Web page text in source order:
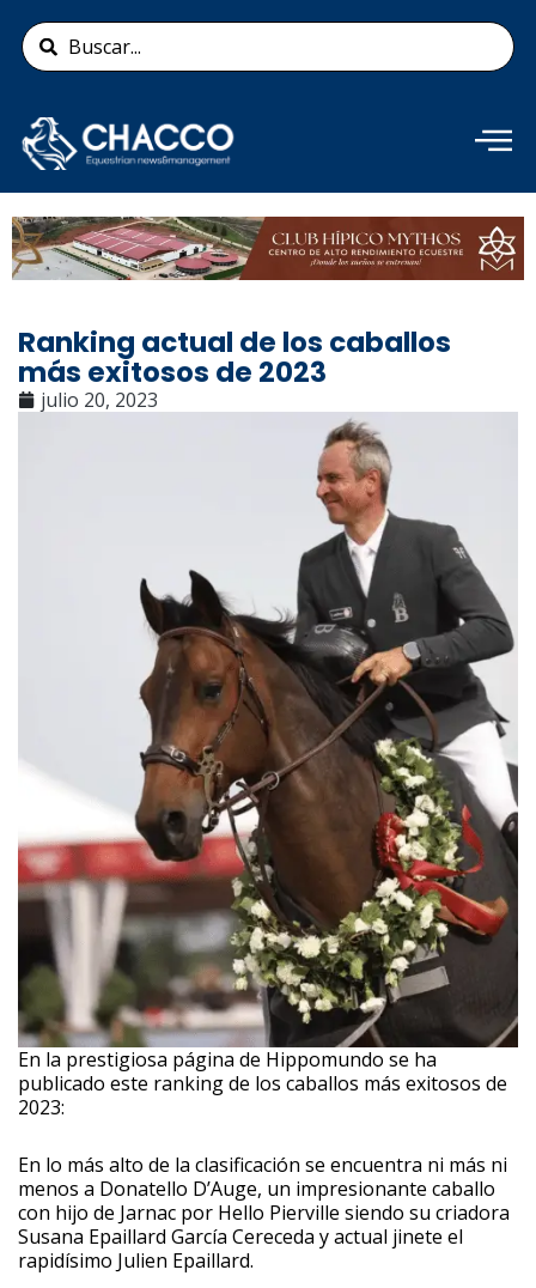
contenido
Search
...
Añade aquí tu texto de
cabecera
Ranking actual de los caballos
más exitosos de 2023
julio 20, 2023
En la prestigiosa página de Hippomundo se ha
publicado este ranking de los caballos más exitosos de
2023:
En lo más alto de la clasificación se encuentra ni más ni
menos a Donatello D’Auge, un impresionante caballo
con hijo de Jarnac por Hello Pierville siendo su criadora
Susana Epaillard García Cereceda y actual jinete el
rapidísimo Julien Epaillard.